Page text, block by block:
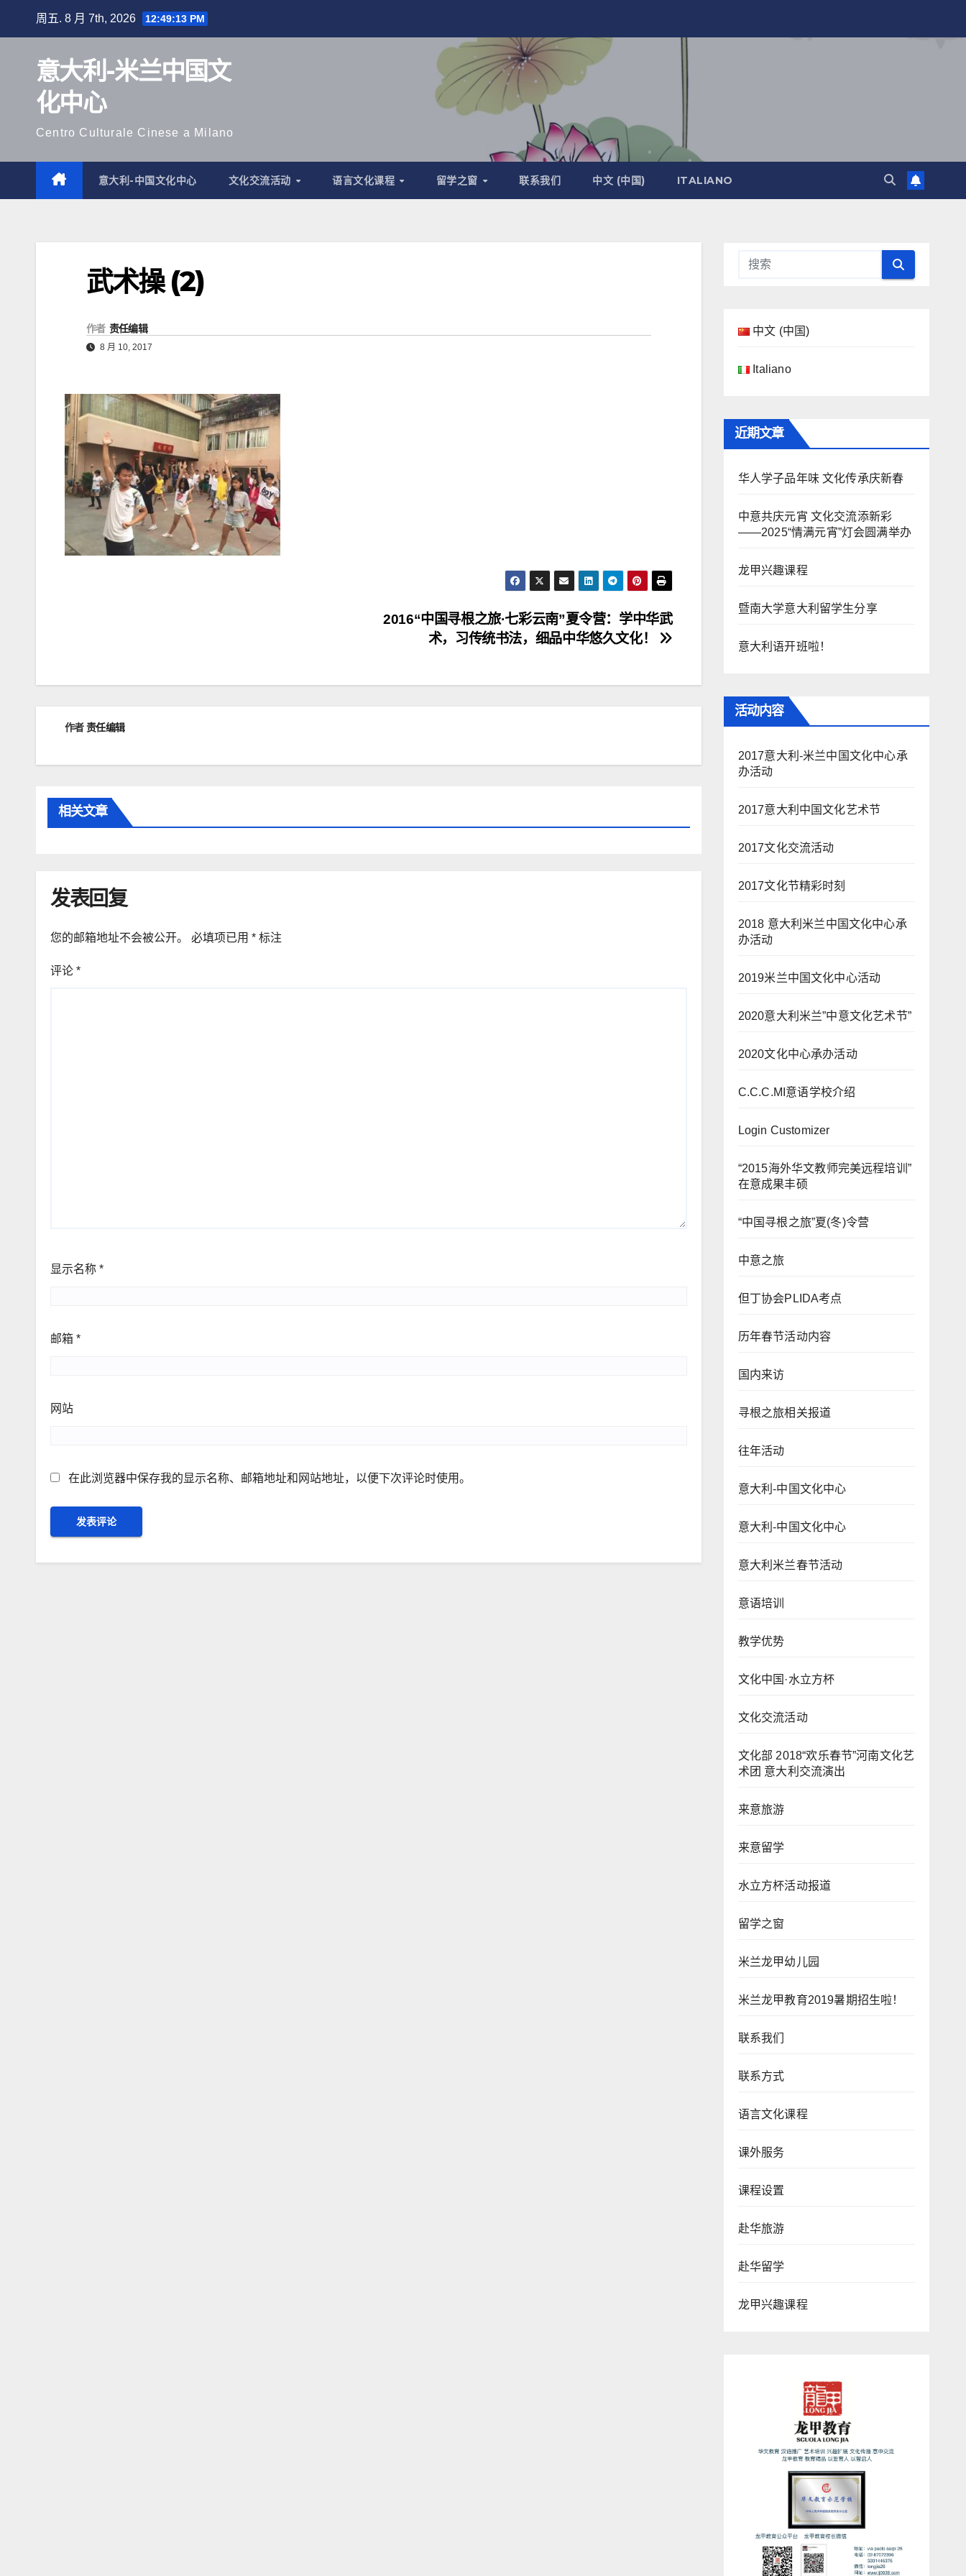
周五. 8 月 7th, 2026 12:49:14 PM
意大利-米兰中国文
化中心
Centro Culturale Cinese a Milano
意大利-中国文化中心 文化交流活动 语言文化课程 留学之窗 联系我们 中文 (中国) ITALIANO
武术操 (2)
作者 责任编辑
8 月 10, 2017
导
2016“中国寻根之旅·七彩云南”夏令营：学中华武
术，习传统书法，细品中华悠久文化！
作者责任编辑
相关文章
发表回复
您的邮箱地址不会被公开。 必填项已用 * 标注
评论 *
显示名称 *
邮箱 *
网站
在此浏览器中保存我的显示名称、邮箱地址和网站地址，以便下次评论时使用。
中文 (中国)
Italiano
近期文章
华人学子品年味 文化传承庆新春
中意共庆元宵 文化交流添新彩
——2025“情满元宵”灯会圆满举办
龙甲兴趣课程
暨南大学意大利留学生分享
意大利语开班啦！
活动内容
2017意大利-米兰中国文化中心承
办活动
2017意大利中国文化艺术节
2017文化交流活动
2017文化节精彩时刻
2018 意大利米兰中国文化中心承
办活动
2019米兰中国文化中心活动
2020意大利米兰”中意文化艺术节”
2020文化中心承办活动
C.C.C.MI意语学校介绍
Login Customizer
“2015海外华文教师完美远程培训”
在意成果丰硕
“中国寻根之旅”夏(冬)令营
中意之旅
但丁协会PLIDA考点
历年春节活动内容
国内来访
寻根之旅相关报道
往年活动
意大利-中国文化中心
意大利-中国文化中心
意大利米兰春节活动
意语培训
教学优势
文化中国·水立方杯
文化交流活动
文化部 2018“欢乐春节”河南文化艺
术团 意大利交流演出
来意旅游
来意留学
水立方杯活动报道
留学之窗
米兰龙甲幼儿园
米兰龙甲教育2019暑期招生啦！
联系我们
联系方式
语言文化课程
课外服务
课程设置
赴华旅游
赴华留学
龙甲兴趣课程